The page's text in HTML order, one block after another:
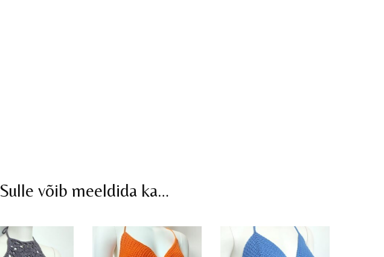
Sulle võib meeldida ka…